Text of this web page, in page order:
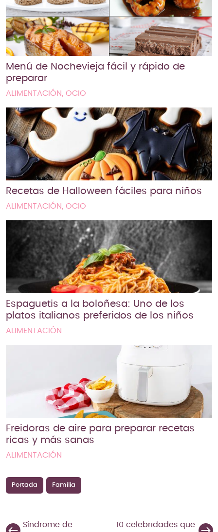
Menú de Nochevieja fácil y rápido de
preparar
ALIMENTACIÓN, OCIO
Recetas de Halloween fáciles para niños
ALIMENTACIÓN, OCIO
Espaguetis a la boloñesa: Uno de los
platos italianos preferidos de los niños
ALIMENTACIÓN
Freidoras de aire para preparar recetas
ricas y más sanas
ALIMENTACIÓN
Portada Familia
Síndrome de
10 celebridades que